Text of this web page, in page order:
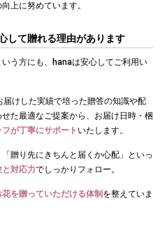
上に努めています。
して贈れる理由があります
いう方にも、hanaは安心してご利用い
けした実績で培った贈答の知識や配
た最適なご提案から、お届け日時・梱
フが丁寧にサポート いたします。
贈り先にきちんと届くか心配」といっ
対応力でしっかりフォロー。
を贈っていただける体制 を整えていま